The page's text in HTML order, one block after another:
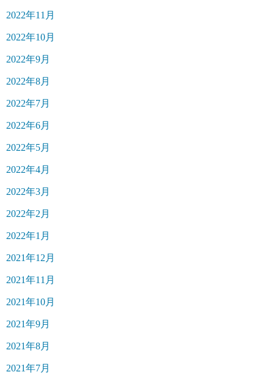
2022年11月
2022年10月
2022年9月
2022年8月
2022年7月
2022年6月
2022年5月
2022年4月
2022年3月
2022年2月
2022年1月
2021年12月
2021年11月
2021年10月
2021年9月
2021年8月
2021年7月